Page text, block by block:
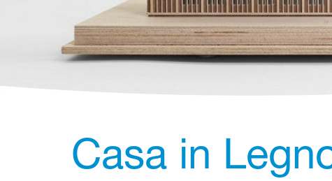
Casa in